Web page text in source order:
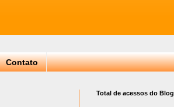
Contato
Total de acessos do Blog